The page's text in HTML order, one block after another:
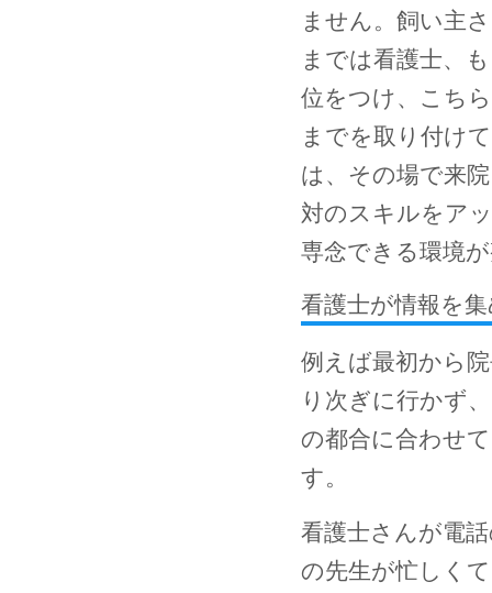
ません。飼い主
までは看護士、
位をつけ、こち
までを取り付け
は、その場で来
対のスキルをア
専念できる環境
看護士が情報を
例えば最初から
り次ぎに行かず
の都合に合わせ
す。
看護士さんが電
の先生が忙しく